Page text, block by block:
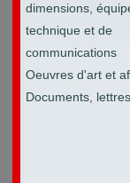
dimensions,
technique et de
communications
Oeuvres d'art et
Documents,